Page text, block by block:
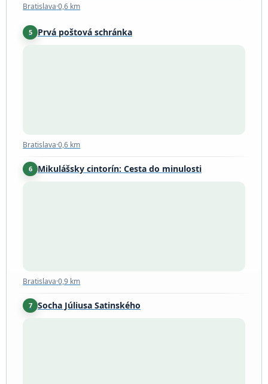
Bratislava·0,6 km
5 Prvá poštová schránka
Bratislava·0,6 km
6 Mikulášsky cintorín: Cesta do minulosti
Bratislava·0,9 km
7 Socha Júliusa Satinského